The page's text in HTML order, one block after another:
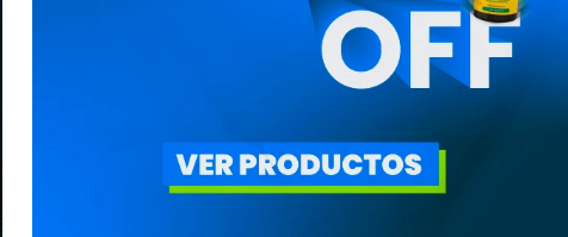
Tobillera Elástica